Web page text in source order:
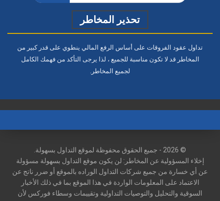
تحذير المخاطر
تداول عقود الفروقات على أساس الرفع المالي ينطوي على قدر كبير من
المخاطر قد لا تكون مناسبة للجميع ، لذا يرجى التأكد من فهمك الكامل
لجميع المخاطر.
© 2026 - جميع الحقوق محفوظة لموقع التداول بسهولة.
إخلاء المسؤولية عن المخاطر: لن يكون موقع التداول بسهولة مسؤولة
عن أي خسارة من جميع شركات التداول الوراده بالموقع أو ضرر ناتج عن
الاعتماد على المعلومات الواردة في هذا الموقع بما في ذلك الأخبار
السوقية والتحليل والتوصيات التداولية وتقييمات وسطاء فوركس لأن